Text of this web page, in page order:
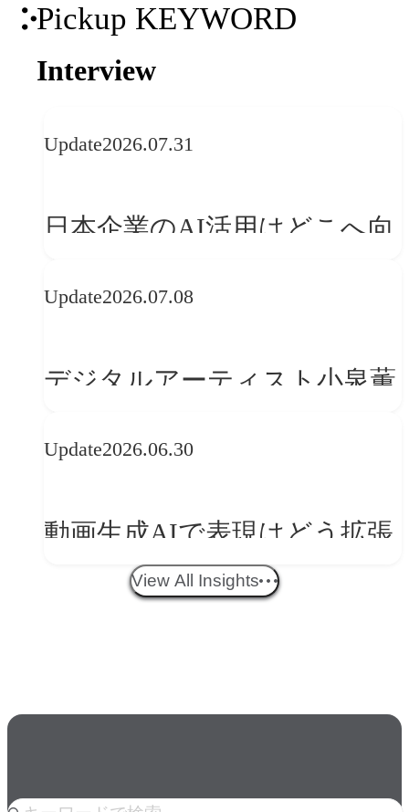
Pickup KEYWORD
Interview
Update2026.07.31
日本企業のAI活用はどこへ向
レンドに見る「人間中心」へ
Update2026.07.08
デジタルアーティスト小泉薫
ークフロー設計と「ノイズと
Update2026.06.30
動画生成AIで表現はどう拡張
する？映像ディレクター橋本
View All Insights
人気のkeyword